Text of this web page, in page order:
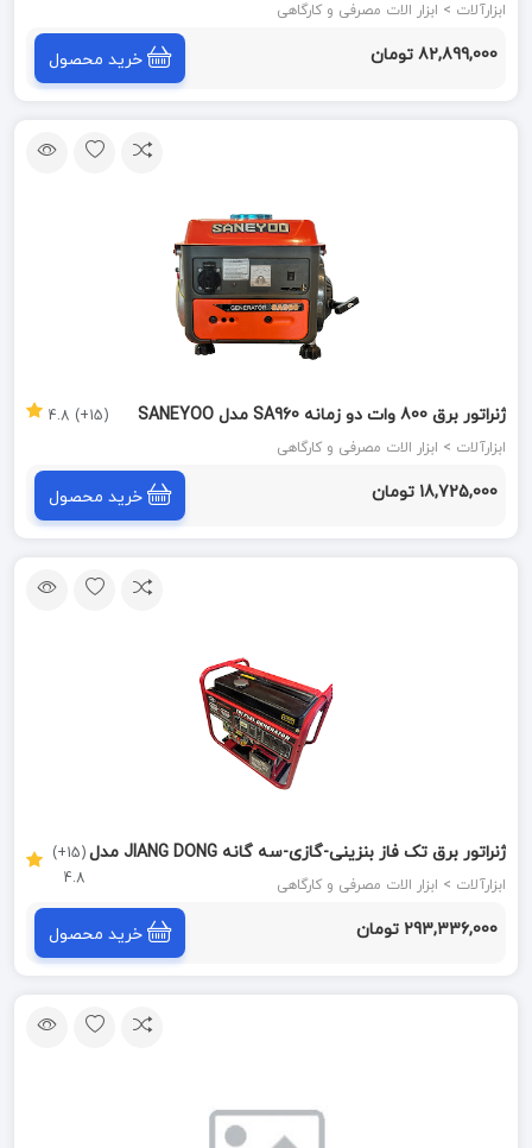
ابزارآلات > ابزار الات مصرفی و کارگاهی
82,899,000 تومان خرید محصول
ژنراتور برق 800 وات دو زمانه SA960 مدل SANEYOO
ابزارآلات > ابزار الات مصرفی و کارگاهی
(15+) 4.8
18,725,000 تومان خرید محصول
ژنراتور برق تک فاز بنزینی-گازی-سه گانه JIANG DONG مدل
JD1000THEB-LPG-NG
ابزارآلات > ابزار الات مصرفی و کارگاهی
(15+)
4.8
293,336,000 تومان خرید محصول